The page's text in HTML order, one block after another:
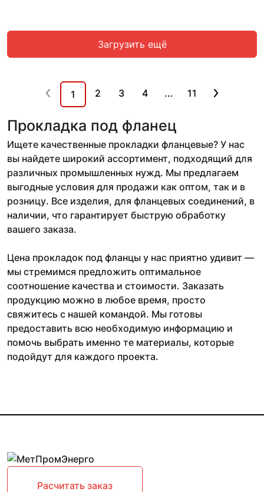
Загрузить ещё
1 2 3 4 ... 11
Прокладка под фланец
Ищете качественные прокладки фланцевые? У нас
вы найдете широкий ассортимент, подходящий для
различных промышленных нужд. Мы предлагаем
выгодные условия для продажи как оптом, так и в
розницу. Все изделия, для фланцевых соединений, в
наличии, что гарантирует быструю обработку
вашего заказа.
Цена прокладок под фланцы у нас приятно удивит —
мы стремимся предложить оптимальное
соотношение качества и стоимости. Заказать
продукцию можно в любое время, просто
свяжитесь с нашей командой. Мы готовы
предоставить всю необходимую информацию и
помочь выбрать именно те материалы, которые
подойдут для каждого проекта.
Расчитать заказ